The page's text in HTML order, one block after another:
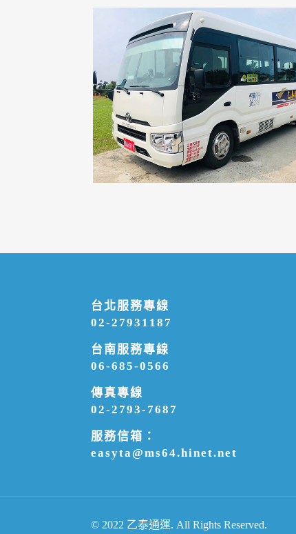
台北服務專線
02-27931187
台南服務專線
06-685-0566
傳真專線
02-2793-7687
服務信箱：
easyta@ms64.hinet.net
© 2022 乙泰通運. All Rights Reserved.